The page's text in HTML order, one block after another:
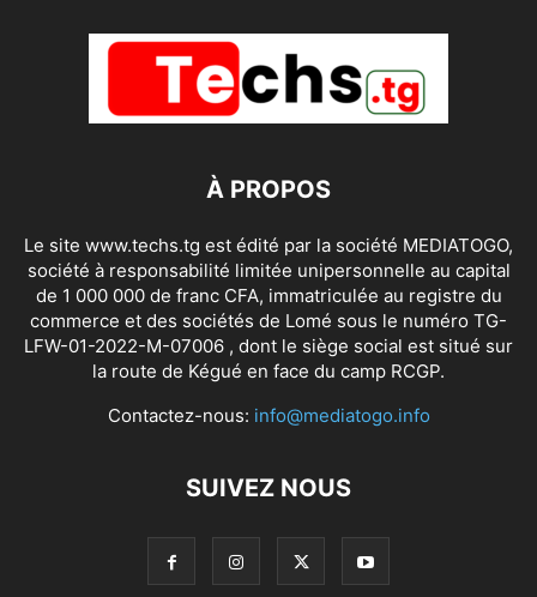
À PROPOS
Le site www.techs.tg est édité par la société MEDIATOGO,
société à responsabilité limitée unipersonnelle au capital
de 1 000 000 de franc CFA, immatriculée au registre du
commerce et des sociétés de Lomé sous le numéro TG-
LFW-01-2022-M-07006 , dont le siège social est situé sur
la route de Kégué en face du camp RCGP.
Contactez-nous: info@mediatogo.info
SUIVEZ NOUS